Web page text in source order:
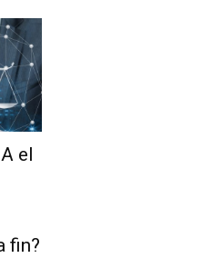
el
fin?